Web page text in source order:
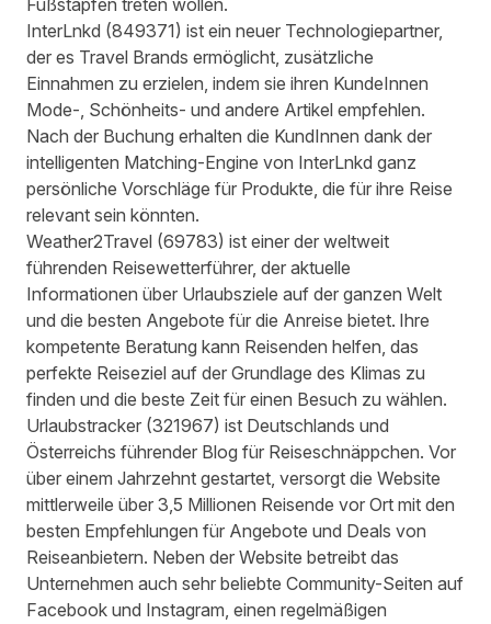
Fußstapfen treten wollen.
InterLnkd (849371) ist ein neuer Technologiepartner,
der es Travel Brands ermöglicht, zusätzliche
Einnahmen zu erzielen, indem sie ihren KundeInnen
Mode-, Schönheits- und andere Artikel empfehlen.
Nach der Buchung erhalten die KundInnen dank der
intelligenten Matching-Engine von InterLnkd ganz
persönliche Vorschläge für Produkte, die für ihre Reise
relevant sein könnten.
Weather2Travel (69783) ist einer der weltweit
führenden Reisewetterführer, der aktuelle
Informationen über Urlaubsziele auf der ganzen Welt
und die besten Angebote für die Anreise bietet. Ihre
kompetente Beratung kann Reisenden helfen, das
perfekte Reiseziel auf der Grundlage des Klimas zu
finden und die beste Zeit für einen Besuch zu wählen.
Urlaubstracker (321967) ist Deutschlands und
Österreichs führender Blog für Reiseschnäppchen. Vor
über einem Jahrzehnt gestartet, versorgt die Website
mittlerweile über 3,5 Millionen Reisende vor Ort mit den
besten Empfehlungen für Angebote und Deals von
Reiseanbietern. Neben der Website betreibt das
Unternehmen auch sehr beliebte Community-Seiten auf
Facebook und Instagram, einen regelmäßigen